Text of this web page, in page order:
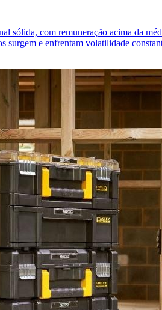
sólida, com remuneração acima da
surgem e enfrentam volatilidade